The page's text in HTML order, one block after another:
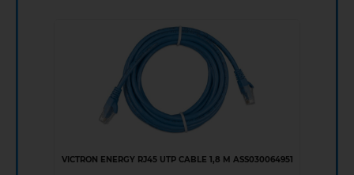
VICTRON ENERGY RJ45 UTP CABLE 1,8 M ASS030064951